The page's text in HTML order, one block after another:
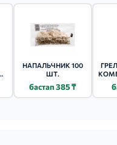
НАПАЛЬЧНИК 100
ШТ.
бастап 385 ₸